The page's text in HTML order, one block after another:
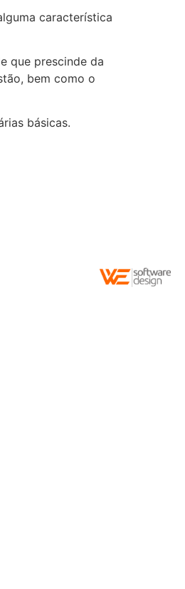
característica
que prescinde da
bem como o
básicas.